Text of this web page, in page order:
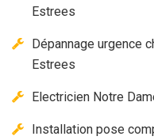
Estrees
Dépannage urgence
Estrees
Electricien Notre
Installation pose